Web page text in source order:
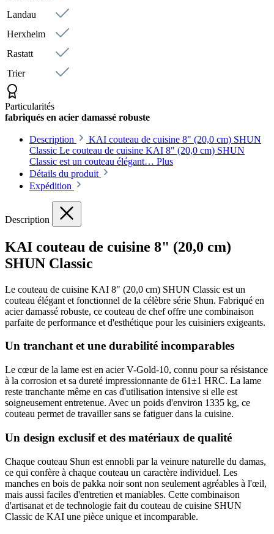
Landau
Herxheim
Rastatt
Trier
Particularités
fabriqués en acier damassé robuste
Description
KAI couteau de cuisine 8" (20,0 cm) SHUN
Classic Le couteau de cuisine KAI 8" (20,0 cm) SHUN
Classic est un couteau élégant… Plus
Détails du produit
Expédition
Description
KAI couteau de cuisine 8" (20,0 cm)
SHUN Classic
Le couteau de cuisine KAI 8" (20,0 cm) SHUN Classic est un
couteau élégant et fonctionnel de la célèbre série Shun. Fabriqué en
acier damassé robuste, ce couteau de chef offre une combinaison
parfaite de performance et d'esthétique pour les cuisiniers exigeants.
Un tranchant et une durabilité incomparables
Le cœur de la lame est en acier V-Gold-10, connu pour sa résistance
à la corrosion et sa dureté impressionnante de 61±1 HRC. La lame
reste tranchante même en cas d'utilisation intensive si elle est
soigneusement entretenue. Avec un poids d'environ 1335 kg, ce
couteau permet de travailler sans se fatiguer dans la cuisine.
Un design exclusif et des matériaux de qualité
Chaque couteau Shun est ennobli par la veinure naturelle du damas,
ce qui confère à chaque couteau un caractère individuel. Les
manches en bois de pakka noir sont non seulement agréables à l'œil,
mais aussi faciles d'entretien et maniables. Cette combinaison
d'artisanat et de technologie fait du couteau de cuisine SHUN
Classic de KAI une pièce unique et incomparable.